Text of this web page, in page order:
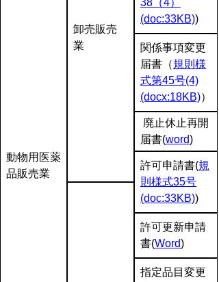
動物用医薬
品販売業
卸売販売
業
38（4）
(doc:33KB))
関係事項変更
届書（規則様
式第45号(4)
(docx:18KB)）
廃止休止再開
届書(word)
許可申請書(規
則様式35号
(doc:33KB))
許可更新申請
書(Word)
指定品目変更